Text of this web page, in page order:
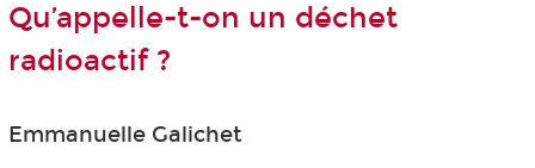
Qu’appelle-t-on un déchet
radioactif ?
Emmanuelle Galichet